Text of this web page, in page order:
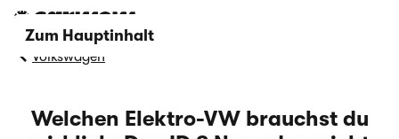
Zum Hauptinhalt
Volkswagen
Welchen Elektro-VW brauchst du